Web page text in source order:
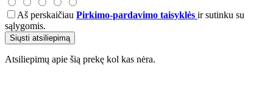
Aš perskaičiau Pirkimo-pardavimo taisyklės ir sutinku su
sąlygomis.
Siųsti atsiliepimą
Atsiliepimų apie šią prekę kol kas nėra.